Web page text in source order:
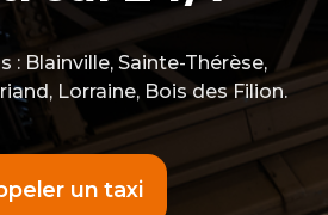
: Blainville, Sainte-Thérèse,
Lorraine, Bois des Filion.
un taxi